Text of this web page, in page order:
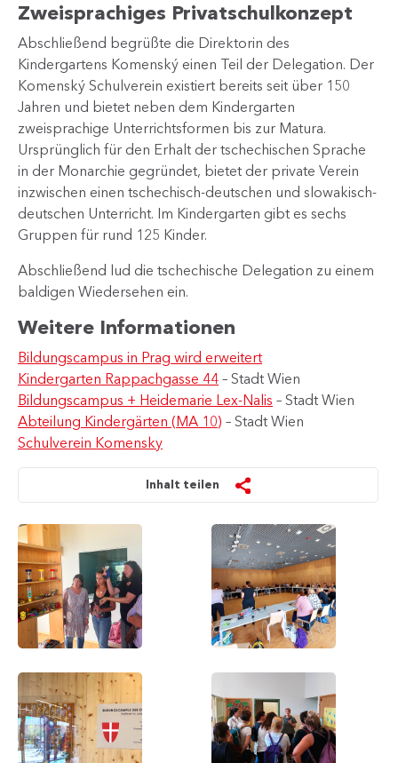
Zweisprachiges Privatschulkonzept
Abschließend begrüßte die Direktorin des
Kindergartens Komenský einen Teil der Delegation. Der
Komenský Schulverein existiert bereits seit über 150
Jahren und bietet neben dem Kindergarten
zweisprachige Unterrichtsformen bis zur Matura.
Ursprünglich für den Erhalt der tschechischen Sprache
in der Monarchie gegründet, bietet der private Verein
inzwischen einen tschechisch-deutschen und slowakisch-
deutschen Unterricht. Im Kindergarten gibt es sechs
Gruppen für rund 125 Kinder.
Abschließend lud die tschechische Delegation zu einem
baldigen Wiedersehen ein.
Weitere Informationen
Bildungscampus in Prag wird erweitert
Kindergarten Rappachgasse 44 – Stadt Wien
Bildungscampus + Heidemarie Lex-Nalis – Stadt Wien
Abteilung Kindergärten (MA 10) – Stadt Wien
Schulverein Komensky
Inhalt teilen
Die
Abteilung
Kindergärten
(MA
10)
führte
eine
Prager
Delegation
durch
Bildungscampus+
Prager
Expert*innen
besuchten
den
Bildungscampus+
Eingang
zum
"Bildungscampus+
Heidemarie
Lex-
Nalis"
Direktorin
des
Komenský
Kindergartens
gab